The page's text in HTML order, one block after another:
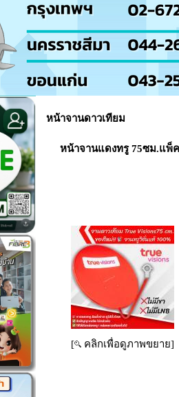
หน้าจานดาวเทียม
หน้าจานแดงทรู 75ซม.แพ็
[ คลิกเพื่อดูภาพขยาย]